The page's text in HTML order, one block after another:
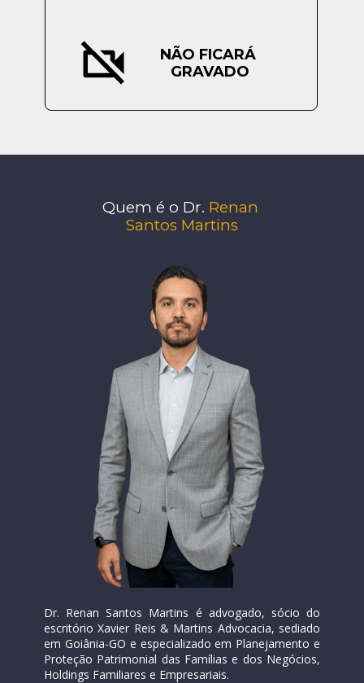
NÃO FICARÁ
GRAVADO
Quem é o Dr. Renan
Santos Martins
Dr. Renan Santos Martins é advogado, sócio do
escritório Xavier Reis & Martins Advocacia, sediado
em Goiânia-GO e especializado em Planejamento e
Proteção Patrimonial das Famílias e dos Negócios,
Holdings Familiares e Empresariais.